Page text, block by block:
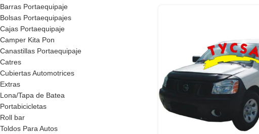
Barras Portaequipaje
Bolsas Portaequipajes
Cajas Portaequipaje
Camper Kita Pon
Canastillas Portaequipaje
Catres
Cubiertas Automotrices
Extras
Lona/Tapa de Batea
Portabicicletas
Roll bar
Toldos Para Autos